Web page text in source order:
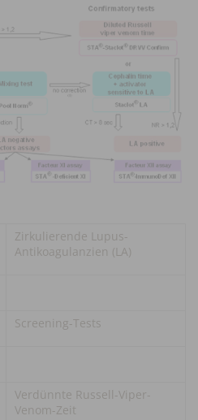
Zirkulierende Lupus-
Antikoagulanzien (LA)
Screening-Tests
Verdünnte Russell-Viper-
Venom-Zeit